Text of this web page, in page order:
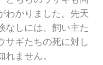
わかりました。先天
なしには、飼い主た
サギたちの死に対し
ません。